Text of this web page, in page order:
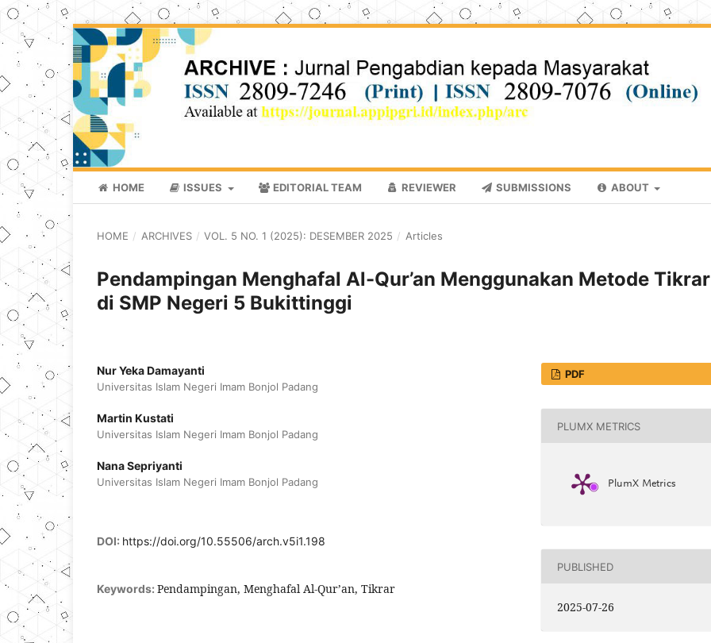
HOME ISSUES EDITORIAL TEAM REVIEWER SUBMISSIONS ABOUT
HOME / ARCHIVES / VOL. 5 NO. 1 (2025): DESEMBER 2025 / Articles
Pendampingan Menghafal Al-Qur’an Menggunakan Metode Tikrar
di SMP Negeri 5 Bukittinggi
Nur Yeka Damayanti
Universitas Islam Negeri Imam Bonjol Padang
Martin Kustati
Universitas Islam Negeri Imam Bonjol Padang
Nana Sepriyanti
Universitas Islam Negeri Imam Bonjol Padang
DOI: https://doi.org/10.55506/arch.v5i1.198
Keywords: Pendampingan, Menghafal Al-Qur’an, Tikrar
PDF
PLUMX METRICS
PlumX Metrics
PUBLISHED
2025-07-26